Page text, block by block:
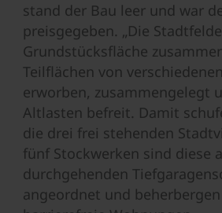
stand der Bau leer und war
preisgegeben. „Die
Grundstücksfläche
Teilflächen von
erworben, zusammengelegt
Altlasten befreit. Damit
die drei frei stehenden
fünf Stockwerken sind diese
durchgehenden
angeordnet und